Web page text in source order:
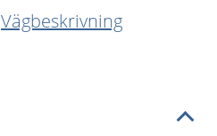
Vägbeskrivning